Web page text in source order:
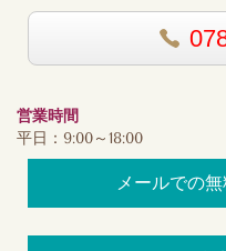
営業時間
平日：9:00～18:00
メールでの